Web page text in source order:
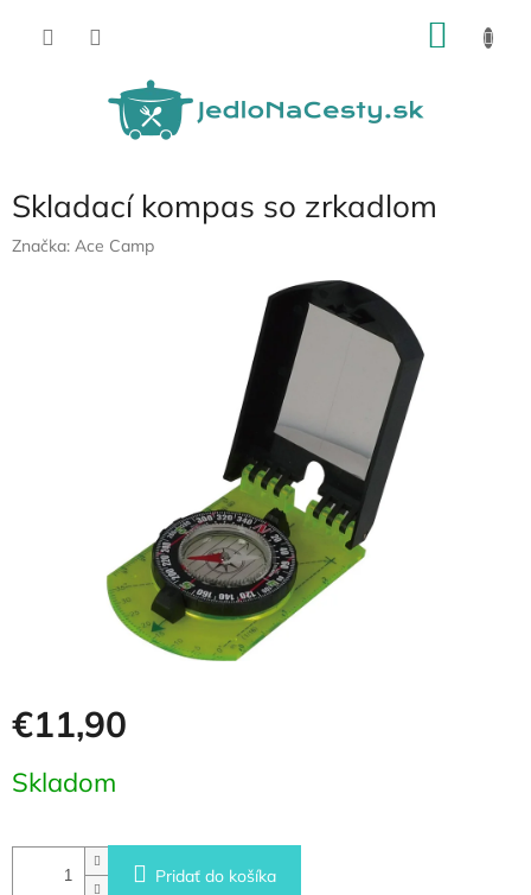
Skladací kompas so zrkadlom
Značka: Ace Camp
€11,90
cena:
Skladom
Pridať do košíka